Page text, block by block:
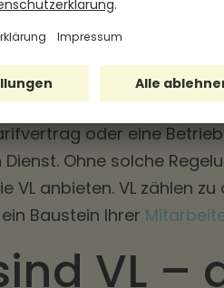
die gesamte
Auszubildende,
sind
Arbeitgeber gilt: VL sind
oder eine
Ohne solche
VL anbieten. VL zählen zu
Baustein Ihrer
VL –